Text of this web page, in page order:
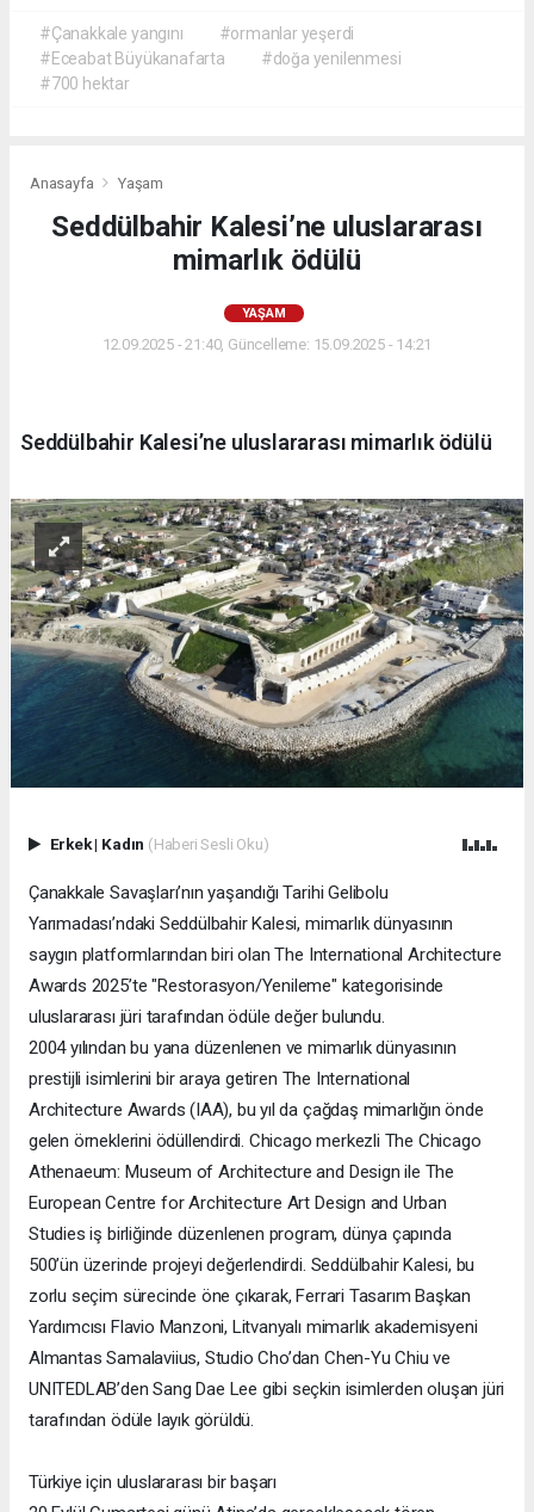
#Çanakkale yangını
#ormanlar yeşerdi
#Eceabat Büyükanafarta
#doğa yenilenmesi
#700 hektar
Anasayfa Yaşam
Seddülbahir Kalesi’ne uluslararası
mimarlık ödülü
YAŞAM
12.09.2025 - 21:40, Güncelleme: 15.09.2025 - 14:21
Seddülbahir Kalesi’ne uluslararası mimarlık ödülü
Erkek| Kadın (Haberi Sesli Oku)
Çanakkale Savaşları’nın yaşandığı Tarihi Gelibolu
Yarımadası’ndaki Seddülbahir Kalesi, mimarlık dünyasının
saygın platformlarından biri olan The International Architecture
Awards 2025’te "Restorasyon/Yenileme" kategorisinde
uluslararası jüri tarafından ödüle değer bulundu.
2004 yılından bu yana düzenlenen ve mimarlık dünyasının
prestijli isimlerini bir araya getiren The International
Architecture Awards (IAA), bu yıl da çağdaş mimarlığın önde
gelen örneklerini ödüllendirdi. Chicago merkezli The Chicago
Athenaeum: Museum of Architecture and Design ile The
European Centre for Architecture Art Design and Urban
Studies iş birliğinde düzenlenen program, dünya çapında
500’ün üzerinde projeyi değerlendirdi. Seddülbahir Kalesi, bu
zorlu seçim sürecinde öne çıkarak, Ferrari Tasarım Başkan
Yardımcısı Flavio Manzoni, Litvanyalı mimarlık akademisyeni
Almantas Samalaviius, Studio Cho’dan Chen-Yu Chiu ve
UNITEDLAB’den Sang Dae Lee gibi seçkin isimlerden oluşan jüri
tarafından ödüle layık görüldü.
Türkiye için uluslararası bir başarı